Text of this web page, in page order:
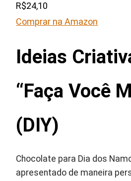
R$24,10
Comprar na Amazon
Ideias
“Faça Você
(DIY)
Chocolate para Dia dos
apresentado de maneira